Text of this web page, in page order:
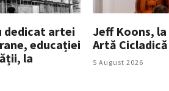
dedicat artei
educației
la
Jeff Koons, la
Artă
5 August 2026